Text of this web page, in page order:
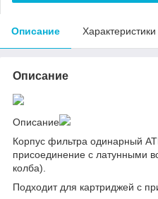
Описание Характеристики
Описание
Описание
Корпус фильтра одинарный
присоединение с латунными
колба).
Подходит для картриджей с